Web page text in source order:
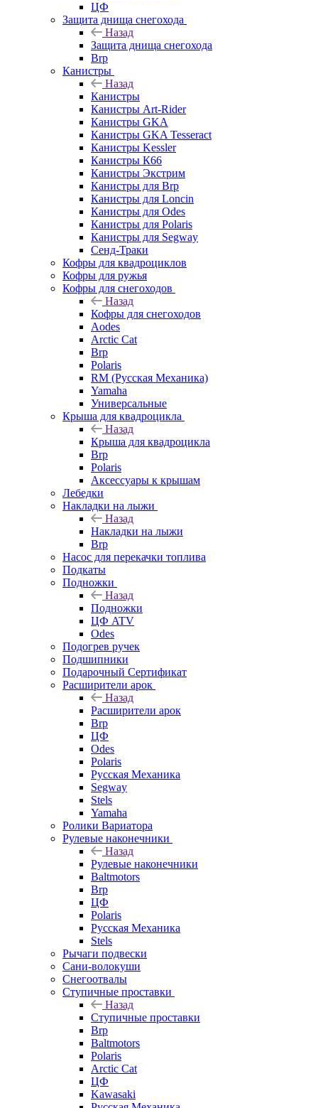
ЦФ
Защита днища снегохода
Назад
Защита днища снегохода
Brp
Канистры
Назад
Канистры
Канистры Art-Rider
Канистры GKA
Канистры GKA Tesseract
Канистры Kessler
Канистры К66
Канистры Экстрим
Канистры для Brp
Канистры для Loncin
Канистры для Odes
Канистры для Polaris
Канистры для Segway
Сенд-Траки
Кофры для квадроциклов
Кофры для ружья
Кофры для снегоходов
Назад
Кофры для снегоходов
Aodes
Arctic Cat
Brp
Polaris
RM (Русская Механика)
Yamaha
Универсальные
Крыша для квадроцикла
Назад
Крыша для квадроцикла
Brp
Polaris
Аксессуары к крышам
Лебедки
Накладки на лыжи
Назад
Накладки на лыжи
Brp
Насос для перекачки топлива
Подкаты
Подножки
Назад
Подножки
ЦФ ATV
Odes
Подогрев ручек
Подшипники
Подарочный Сертификат
Расширители арок
Назад
Расширители арок
Brp
ЦФ
Odes
Polaris
Русская Механика
Segway
Stels
Yamaha
Ролики Вариатора
Рулевые наконечники
Назад
Рулевые наконечники
Baltmotors
Brp
ЦФ
Polaris
Русская Механика
Stels
Рычаги подвески
Сани-волокуши
Снегоотвалы
Ступичные проставки
Назад
Ступичные проставки
Brp
Baltmotors
Polaris
Arctic Cat
ЦФ
Kawasaki